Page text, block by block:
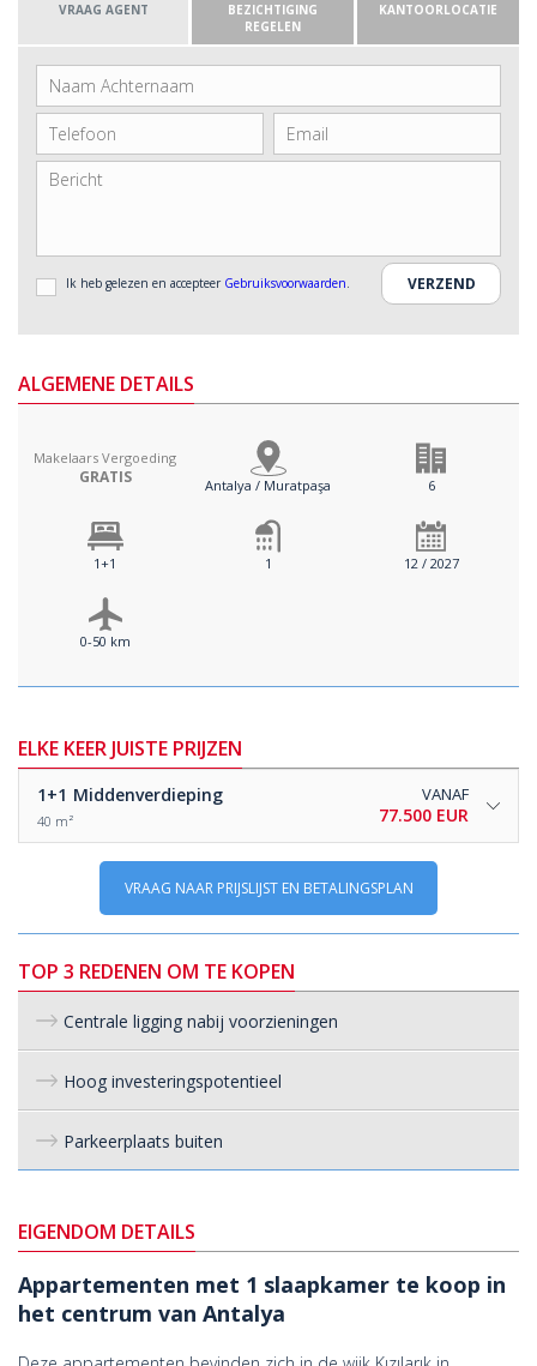
VRAAG AGENT
BEZICHTIGING
REGELEN
KANTOORLOCATIE
Ik heb gelezen en accepteer Gebruiksvoorwaarden.
ALGEMENE DETAILS
Makelaars Vergoeding
GRATIS Antalya / Muratpaşa 6
1+1 1 12 / 2027
0-50 km
ELKE KEER JUISTE PRIJZEN
1+1 Middenverdieping
40 m²
VANAF
77.500 EUR
VRAAG NAAR PRIJSLIJST EN BETALINGSPLAN
TOP 3 REDENEN OM TE KOPEN
Centrale ligging nabij voorzieningen
Hoog investeringspotentieel
Parkeerplaats buiten
EIGENDOM DETAILS
Appartementen met 1 slaapkamer te koop in
het centrum van Antalya